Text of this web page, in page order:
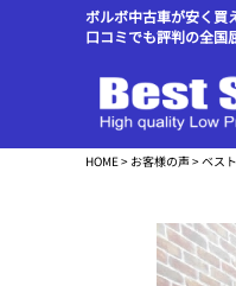
ボルボ中古車が安く買
口コミでも評判の全
HOME> お客様の声> ベス